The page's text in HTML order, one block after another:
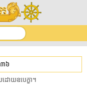
៦
ោយ​ឧបេក្ខា។